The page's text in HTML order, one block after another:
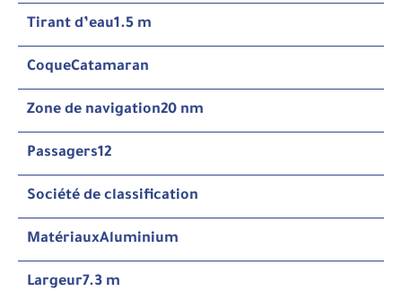
Tirant d’eau1.5 m
CoqueCatamaran
Zone de navigation20 nm
Passagers12
Société de classification
MatériauxAluminium
Largeur7.3 m